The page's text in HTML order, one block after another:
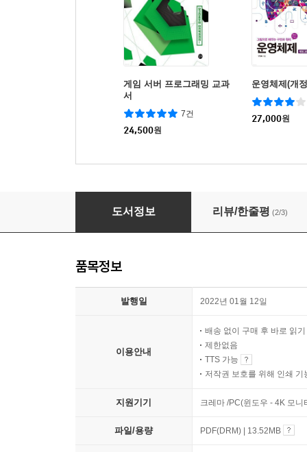
게임 서버 프로그래밍 교과
서
7건
24,500원
운영체제(개
27,000원
쉽게 배우는 자료구조 with 파이썬
도서정보 리뷰/한줄평 (2/3)
품목정보
발행일 2022년 01월 12일
이용안내
배송 없이 구매 후 바로 읽기
제한없음
TTS 가능
저작권 보호를 위해 인쇄 기
지원기기 크레마 /PC(윈도우 - 4K 모
파일/용량 PDF(DRM) | 13.52MB